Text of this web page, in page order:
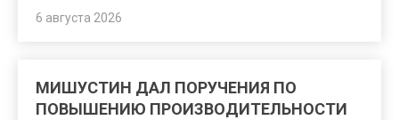
6 августа 2026
МИШУСТИН ДАЛ ПОРУЧЕНИЯ ПО
ПОВЫШЕНИЮ ПРОИЗВОДИТЕЛЬНОСТИ